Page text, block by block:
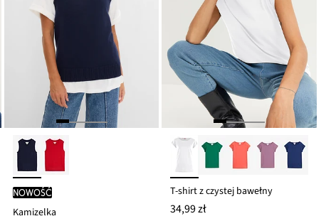
nowość
Kamizelka
T-shirt z czystej bawełny
34,99 zł